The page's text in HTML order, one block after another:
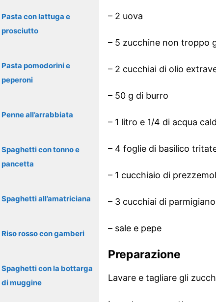
– 2 uova
– 5 zucchine non troppo
– 2 cucchiai di olio
– 50 g di burro
– 1 litro e 1/4 di acqua
– 4 foglie di basilico
– 1 cucchiaio di
– 3 cucchiai di
– sale e pepe
Preparazione
Lavare e tagliare gli
Pasta con lattuga e
prosciutto
Pasta pomodorini e
peperoni
Penne all’arrabbiata
Spaghetti con tonno e
pancetta
Spaghetti all’amatriciana
Riso rosso con gamberi
Spaghetti con la bottarga
di muggine